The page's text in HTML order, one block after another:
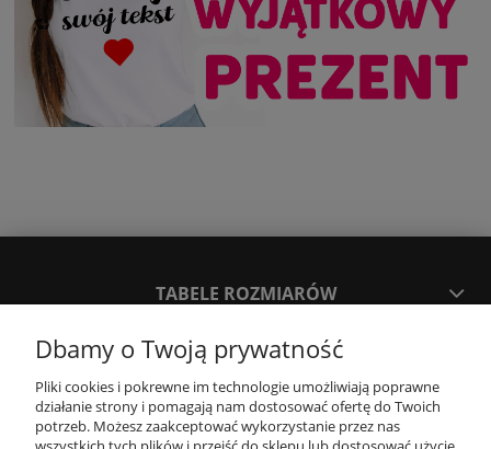
TABELE ROZMIARÓW
SPOSOBY PŁATNOŚCI ORAZ CZAS I KOSZTY DOSTAWY
DOSTAWY
Dbamy o Twoją prywatność
Pliki cookies i pokrewne im technologie umożliwiają poprawne
działanie strony i pomagają nam dostosować ofertę do Twoich
potrzeb. Możesz zaakceptować wykorzystanie przez nas